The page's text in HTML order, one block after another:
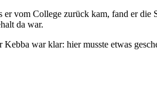
er vom College zurück kam, fand er die
da war.
Kebba war klar: hier musste etwas